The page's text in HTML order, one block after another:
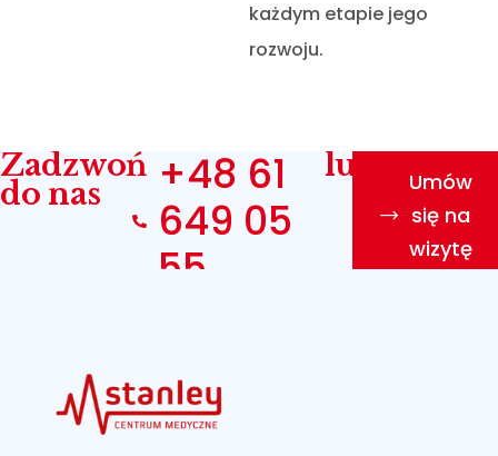
każdym etapie jego
rozwoju.
Zadzwoń
do nas
+48 61
649 05
55
lub
Umów
się na
wizytę